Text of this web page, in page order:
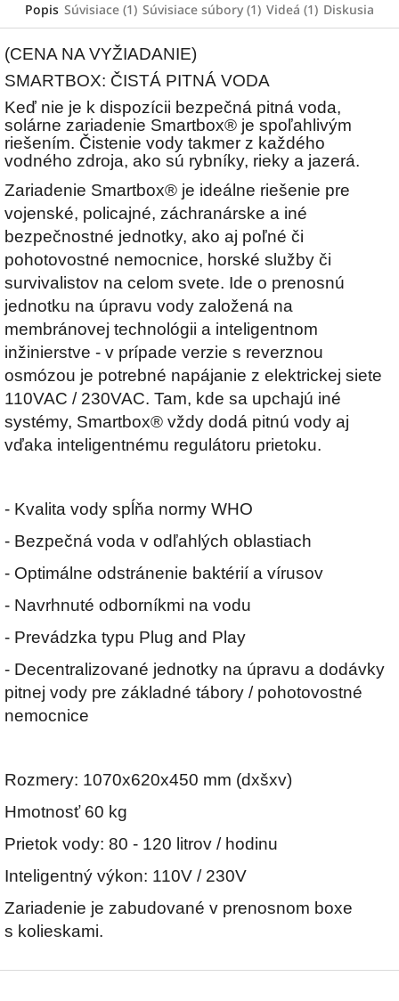
Popis Súvisiace (1) Súvisiace súbory (1) Videá (1) Diskusia
(CENA NA VYŽIADANIE)
SMARTBOX: ČISTÁ PITNÁ VODA
Keď nie je k dispozícii bezpečná pitná voda,
solárne zariadenie Smartbox® je spoľahlivým
riešením. Čistenie vody takmer z každého
vodného zdroja, ako sú rybníky, rieky a jazerá.
Zariadenie Smartbox® je ideálne riešenie pre
vojenské, policajné, záchranárske a iné
bezpečnostné jednotky, ako aj poľné či
pohotovostné nemocnice, horské služby či
survivalistov na celom svete. Ide o prenosnú
jednotku na úpravu vody založená na
membránovej technológii a inteligentnom
inžinierstve - v prípade verzie s reverznou
osmózou je potrebné napájanie z elektrickej siete
110VAC / 230VAC. Tam, kde sa upchajú iné
systémy, Smartbox® vždy dodá pitnú vody aj
vďaka inteligentnému regulátoru prietoku.
- Kvalita vody spĺňa normy WHO
- Bezpečná voda v odľahlých oblastiach
- Optimálne odstránenie baktérií a vírusov
- Navrhnuté odborníkmi na vodu
- Prevádzka typu Plug and Play
- Decentralizované jednotky na úpravu a dodávky
pitnej vody pre základné tábory / pohotovostné
nemocnice
Rozmery: 1070x620x450 mm (dxšxv)
Hmotnosť 60 kg
Prietok vody: 80 - 120 litrov / hodinu
Inteligentný výkon: 110V / 230V
Zariadenie je zabudované v prenosnom boxe
s kolieskami.